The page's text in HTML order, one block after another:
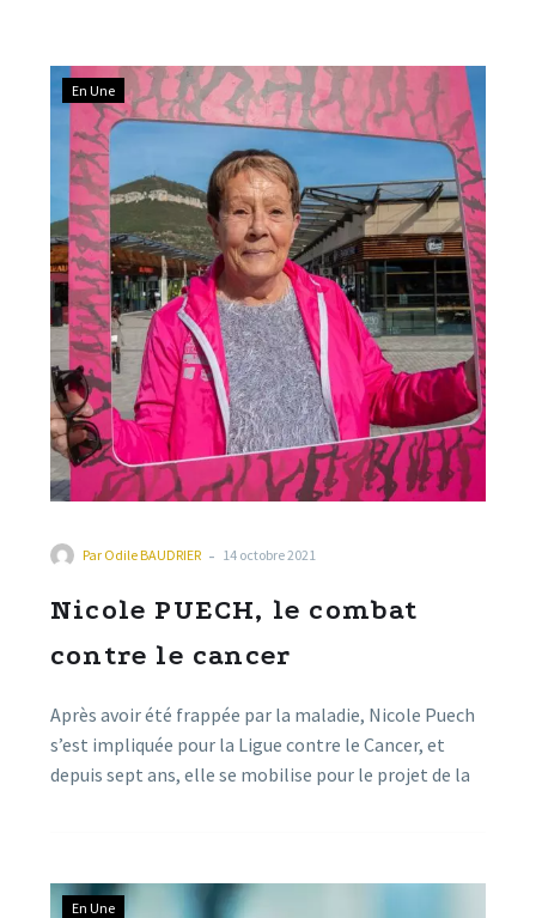
En Une
Par Odile BAUDRIER - 14 octobre 2021
Nicole PUECH, le combat
contre le cancer
Après avoir été frappée par la maladie, Nicole Puech
s’est impliquée pour la Ligue contre le Cancer, et
depuis sept ans, elle se mobilise pour le projet de la
activement pour la 7ème année.
En Une